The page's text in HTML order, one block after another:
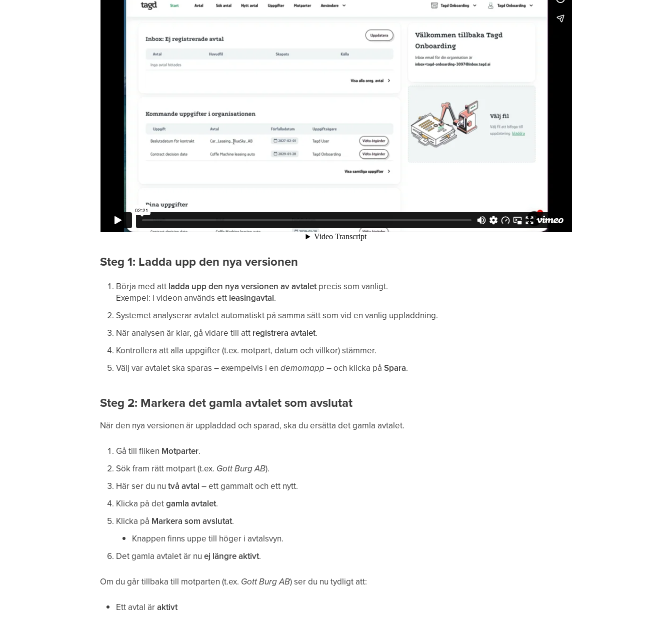
Steg 1: Ladda upp den nya versionen
Börja med att ladda upp den nya versionen av avtaletprecis som vanligt.
Exempel: i videon används ett leasingavtal.
Systemet analyserar avtalet automatiskt på samma sätt som vid en vanlig uppladdning.
När analysen är klar, gå vidare till att registrera avtalet.
Kontrollera att alla uppgifter (t.ex. motpart, datum och villkor) stämmer.
Välj var avtalet ska sparas – exempelvis i en demomapp – och klicka på Spara.
Steg 2: Markera det gamla avtalet som avslutat
När den nya versionen är uppladdad och sparad, ska du ersätta det gamla avtalet.
Gå till fliken Motparter.
Sök fram rätt motpart (t.ex. Gott Burg AB).
Här ser du nu två avtal – ett gammalt och ett nytt.
Klicka på detgamla avtalet.
Klicka på Markera som avslutat.
Knappen finns uppe till höger i avtalsvyn.
Det gamla avtalet är nu ej längre aktivt.
Om du går tillbaka till motparten (t.ex. Gott Burg AB) ser du nu tydligt att:
Ett avtal äraktivt